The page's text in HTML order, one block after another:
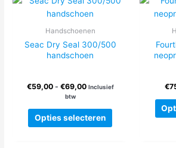
Deze
gekozen
de
productpagina
Handschoenen
Seac Dry Seal 300/500
handschoen
€59,00 - €69,00Prijsklasse:
€69,00
Inclusief
btw
Opties selecteren
Dit
product
€